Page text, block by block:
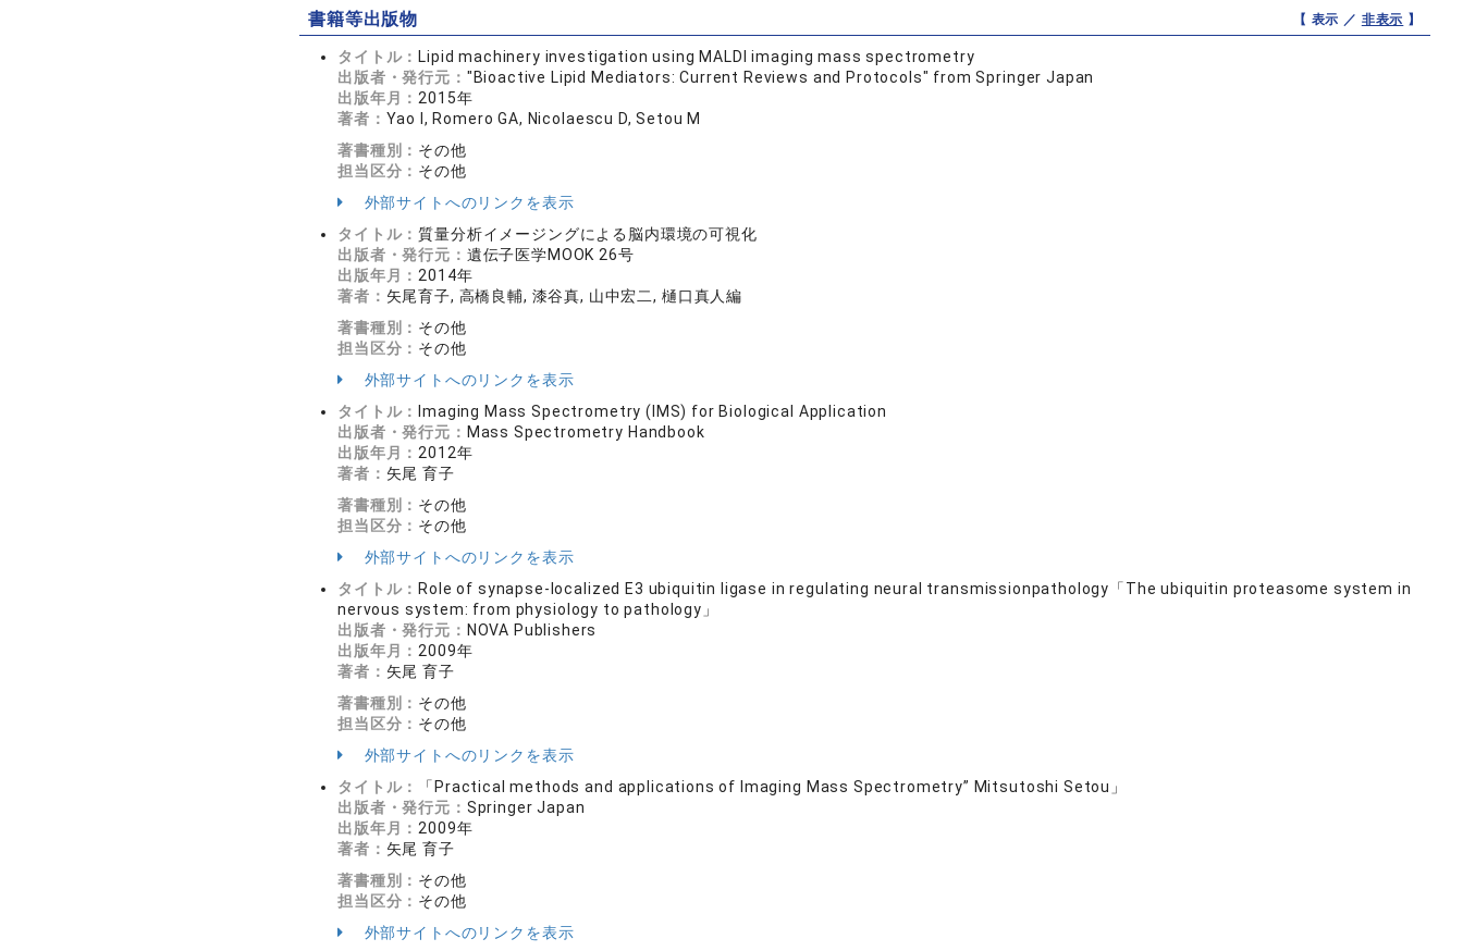
書籍等出版物 【 表示 ／ 非表示 】
タイトル： Lipid machinery investigation using MALDI imaging mass spectrometry
出版者・発行元： "Bioactive Lipid Mediators: Current Reviews and Protocols" from Springer Japan
出版年月： 2015年
著者： Yao I, Romero GA, Nicolaescu D, Setou M
著書種別： その他
担当区分： その他
外部サイトへのリンクを表示
タイトル：質量分析イメージングによる脳内環境の可視化
出版者・発行元： 遺伝子医学MOOK 26号
出版年月： 2014年
著者： 矢尾育子, 高橋良輔, 漆谷真, 山中宏二, 樋口真人編
著書種別： その他
担当区分： その他
外部サイトへのリンクを表示
タイトル：
Imaging Mass Spectrometry (IMS) for Biological Application
出版者・発行元： Mass Spectrometry Handbook
出版年月： 2012年
著者： 矢尾 育子
著書種別： その他
担当区分： その他
外部サイトへのリンクを表示
タイトル： Role of synapse-localized E3 ubiquitin ligase in regulating neural transmissionpathology「The ubiquitin proteasome system in
nervous system: from physiology to pathology」
出版者・発行元： NOVA Publishers
出版年月： 2009年
著者： 矢尾 育子
著書種別： その他
担当区分： その他
外部サイトへのリンクを表示
タイトル：
「Practical methods and applications of Imaging Mass Spectrometry” Mitsutoshi Setou」
出版者・発行元： Springer Japan
出版年月： 2009年
著者： 矢尾 育子
著書種別： その他
担当区分： その他
外部サイトへのリンクを表示